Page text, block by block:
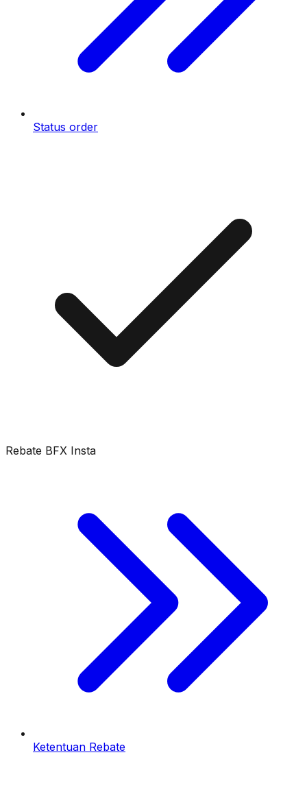
Status order
Rebate BFX Insta
Ketentuan Rebate